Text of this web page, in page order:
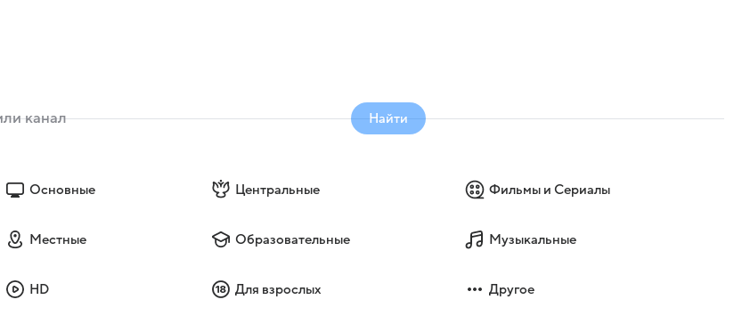
Найти
Основные Центральные Фильмы и Сериалы
Местные Образовательные Музыкальные
HD Для взрослых Другое